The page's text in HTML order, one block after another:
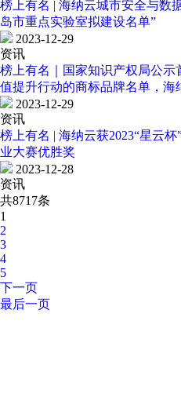
榜上有名 | 海纳云城市安全与数
岛市重点实验室拟建设名单”
2023-12-29
资讯
榜上有名｜国家知识产权局公示
值提升行动的商标品牌名单，海
2023-12-29
资讯
榜上有名 | 海纳云获2023“星云
业大赛优胜奖
2023-12-28
资讯
共8717条
1
2
3
4
5
下一页
最后一页